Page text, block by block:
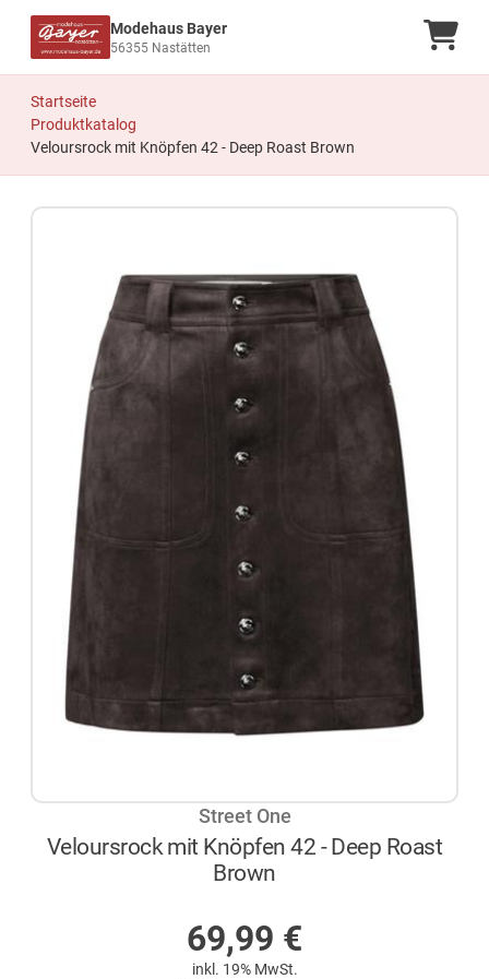
Modehaus Bayer
56355 Nastätten
Startseite
Produktkatalog
Veloursrock mit Knöpfen 42 - Deep Roast Brown
Street One
Veloursrock mit Knöpfen 42 - Deep Roast
Brown
69,99 €
inkl. 19% MwSt.